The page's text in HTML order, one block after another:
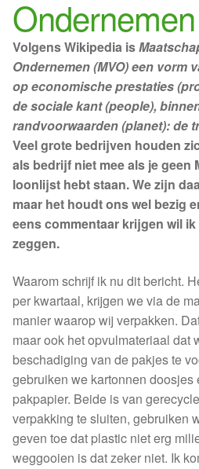
Skimmelberg
Cape Kingdom
Sceletia
Mandela Tea
Honeybush |
Blogs |
Buchu
Chefs
Buchu shops
Buchu.de
Buchu.eu
Ondernemen
Volgens Wikipedia is
Ondernemen (MVO) een vorm
op economische prestaties
de sociale kant (people),
randvoorwaarden (planet): de
Veel grote bedrijven houden
als bedrijf niet mee als je geen
loonlijst hebt staan. We zijn
maar het houdt ons wel bezig
eens commentaar krijgen wil
zeggen.
Waarom schrijf ik nu dit bericht.
per kwartaal, krijgen we via de
manier waarop wij verpakken.
maar ook het opvulmateriaal dat
beschadiging van de pakjes te
gebruiken we kartonnen doosjes
pakpapier. Beide is van
verpakking te sluiten, gebruiken
geven toe dat plastic niet erg
weggooien is dat zeker niet. Ik